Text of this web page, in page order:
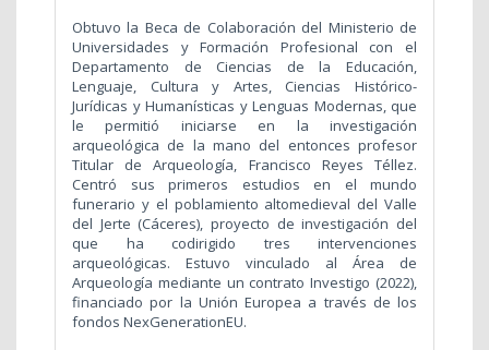
Obtuvo la Beca de Colaboración del Ministerio de
Universidades y Formación Profesional con el
Departamento de Ciencias de la Educación,
Lenguaje, Cultura y Artes, Ciencias Histórico-
Jurídicas y Humanísticas y Lenguas Modernas, que
le permitió iniciarse en la investigación
arqueológica de la mano del entonces profesor
Titular de Arqueología, Francisco Reyes Téllez.
Centró sus primeros estudios en el mundo
funerario y el poblamiento altomedieval del Valle
del Jerte (Cáceres), proyecto de investigación del
que ha codirigido tres intervenciones
arqueológicas. Estuvo vinculado al Área de
Arqueología mediante un contrato Investigo (2022),
financiado por la Unión Europea a través de los
fondos NexGenerationEU.